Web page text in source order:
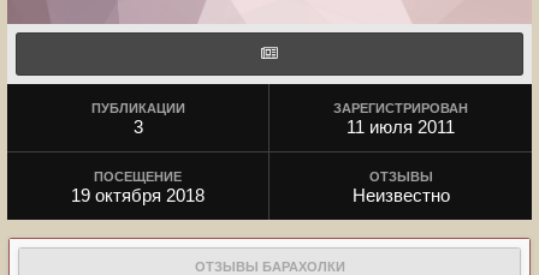
ПУБЛИКАЦИИ
3
ЗАРЕГИСТРИРОВАН
11 июля 2011
ПОСЕЩЕНИЕ
19 октября 2018
ОТЗЫВЫ
Неизвестно
ОТЗЫВЫ БАРАХОЛКИ